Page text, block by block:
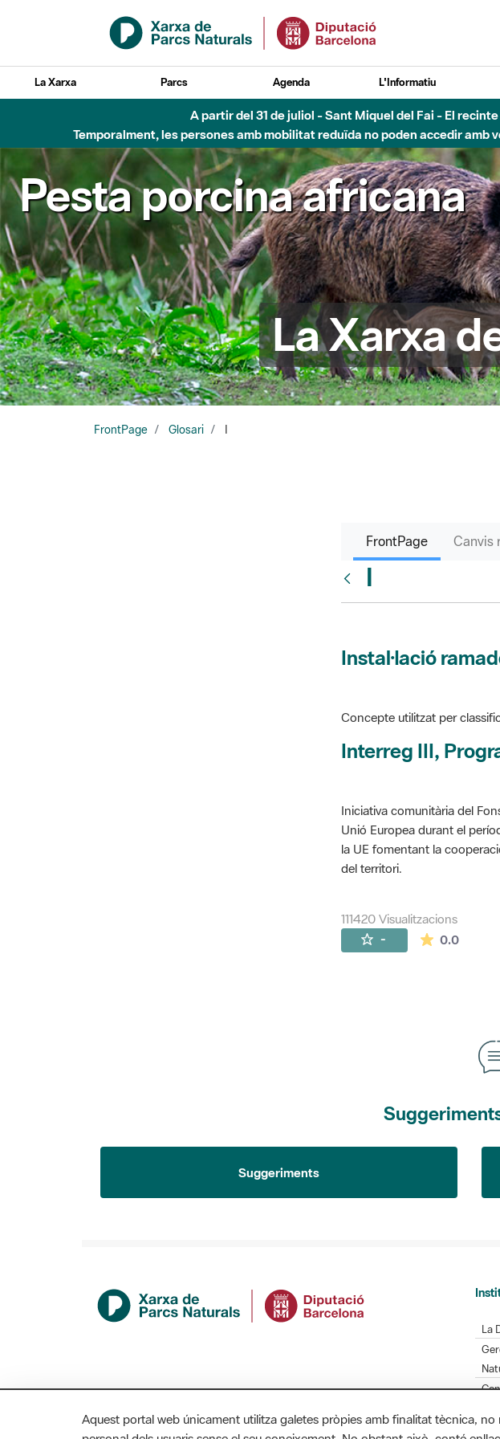
Salta al contingut principal
La Xarxa Parcs Agenda L'Informatiu
A partir del 31 de juliol - Sant Miquel del Fai - El
Temporalment, les persones amb mobilitat reduïda no poden accedir
Pesta porcina africana
La Xarxa
FrontPage Glosari
FrontPage Canvis
I
Instal·lació
Concepte utilitzat per
Interreg III,
Iniciativa comunitària del
Unió Europea durant el
la UE fomentant la
del territori.
111420 Visualitzacions
- 0.0La
Suggeriments
La
Aquest portal web únicament utilitza galetes pròpies amb finalitat tècnica,